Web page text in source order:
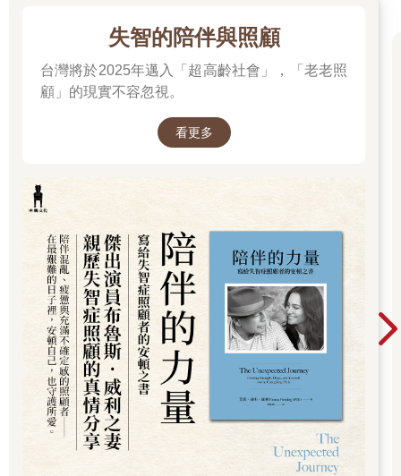
失智的陪伴與照顧
台灣將於2025年邁入「超高齡社會」，「老老照
顧」的現實不容忽視。
看更多